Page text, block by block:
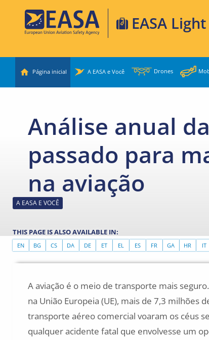
EASA Light
Union
Aviation
Safety
Passenger
menu
Página inicial A EASA e Você Drones
Análise anual
passado para
na aviação
A EASA E VOCÊ
THIS PAGE IS ALSO AVAILABLE IN:
EN BG CS DA DE ET EL ES FR GA HR IT
A aviação é o meio de transporte mais
na União Europeia (UE), mais de 7,3 milhões
transporte aéreo comercial voaram os céus
qualquer acidente fatal que envolvesse um